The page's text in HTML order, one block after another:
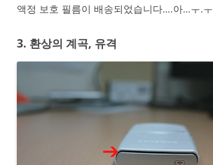
액정 보호 필름이 배송되었습니다….아…ㅜ.ㅜ
3. 환상의 계곡, 유격